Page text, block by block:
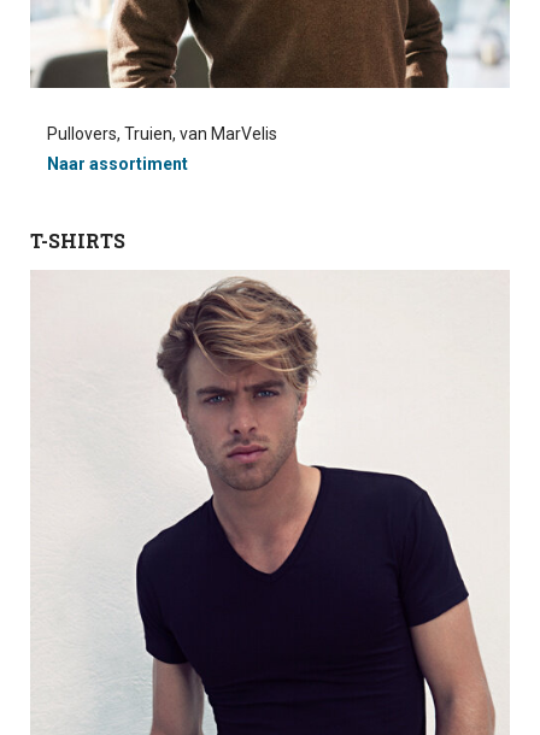
Pullovers, Truien, van MarVelis
Naar assortiment
T-SHIRTS